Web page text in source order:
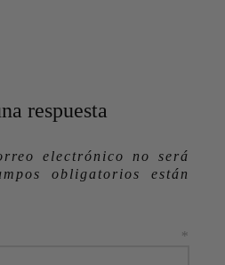
respuesta
electrónico no será
obligatorios están
*